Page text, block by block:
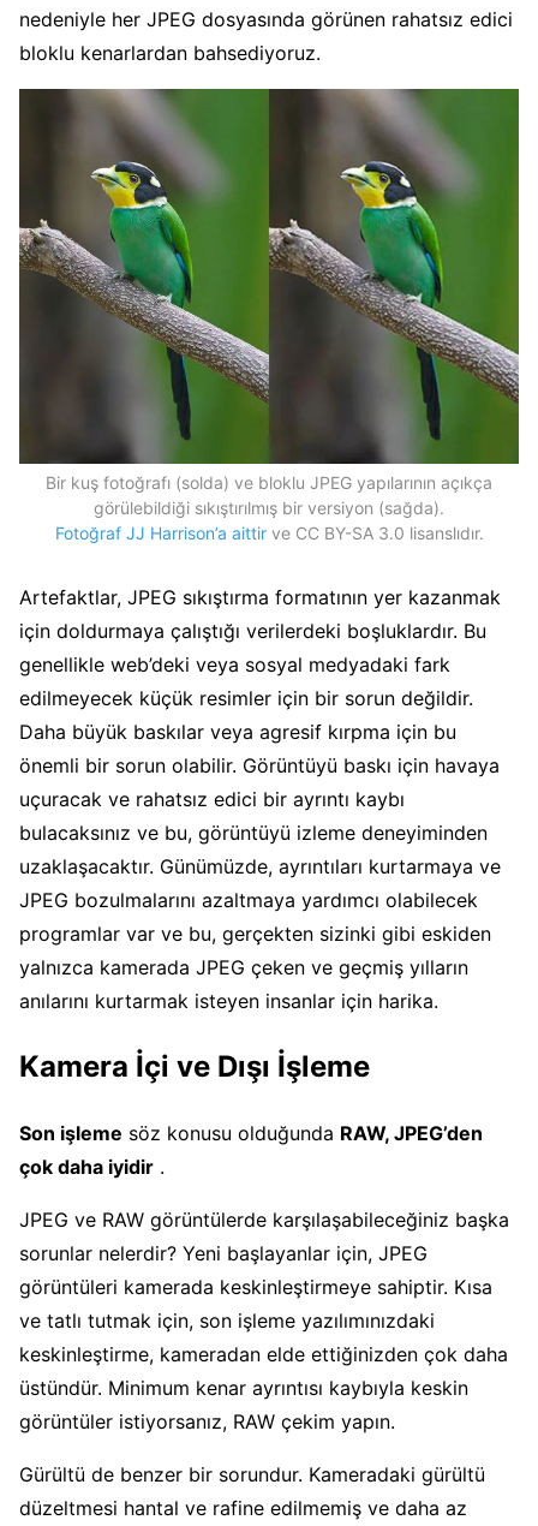
nedeniyle her JPEG dosyasında görünen rahatsız edici
bloklu kenarlardan bahsediyoruz.
Bir kuş fotoğrafı (solda) ve bloklu JPEG yapılarının açıkça
görülebildiği sıkıştırılmış bir versiyon (sağda).
Fotoğraf JJ Harrison’a aittirve CC BY-SA 3.0 lisanslıdır.
Artefaktlar, JPEG sıkıştırma formatının yer kazanmak
için doldurmaya çalıştığı verilerdeki boşluklardır. Bu
genellikle web’deki veya sosyal medyadaki fark
edilmeyecek küçük resimler için bir sorun değildir.
Daha büyük baskılar veya agresif kırpma için bu
önemli bir sorun olabilir. Görüntüyü baskı için havaya
uçuracak ve rahatsız edici bir ayrıntı kaybı
bulacaksınız ve bu, görüntüyü izleme deneyiminden
uzaklaşacaktır. Günümüzde, ayrıntıları kurtarmaya ve
JPEG bozulmalarını azaltmaya yardımcı olabilecek
programlar var ve bu, gerçekten sizinki gibi eskiden
yalnızca kamerada JPEG çeken ve geçmiş yılların
anılarını kurtarmak isteyen insanlar için harika.
Kamera İçi ve Dışı İşleme
Son işleme söz konusu olduğunda RAW, JPEG’den
çok daha iyidir .
JPEG ve RAW görüntülerde karşılaşabileceğiniz başka
sorunlar nelerdir? Yeni başlayanlar için, JPEG
görüntüleri kamerada keskinleştirmeye sahiptir. Kısa
ve tatlı tutmak için, son işleme yazılımınızdaki
keskinleştirme, kameradan elde ettiğinizden çok daha
üstündür. Minimum kenar ayrıntısı kaybıyla keskin
görüntüler istiyorsanız, RAW çekim yapın.
Gürültü de benzer bir sorundur. Kameradaki gürültü
düzeltmesi hantal ve rafine edilmemiş ve daha az